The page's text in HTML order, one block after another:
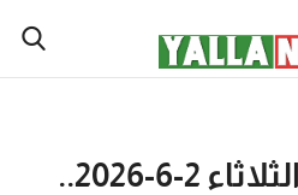
برج الجدي اليوم الثلاثاء 2-6-2026..